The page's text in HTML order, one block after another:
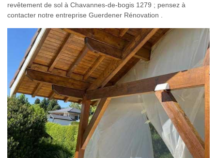
revêtement de sol à Chavannes-de-bogis 1279 ; pensez à
contacter notre entreprise Guerdener Rénovation .